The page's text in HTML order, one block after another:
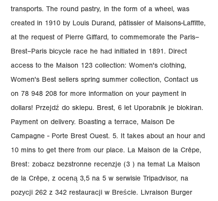
transports. The round pastry, in the form of a wheel, was
created in 1910 by Louis Durand, pâtissier of Maisons-Laffitte,
at the request of Pierre Giffard, to commemorate the Paris–
Brest–Paris bicycle race he had initiated in 1891. Direct
access to the Maison 123 collection: Women's clothing,
Women's Best sellers spring summer collection, Contact us
on 78 948 208 for more information on your payment in
dollars! Przejdź do sklepu. Brest, 6 let Uporabnik je blokiran.
Payment on delivery. Boasting a terrace, Maison De
Campagne - Porte Brest Ouest. 5. It takes about an hour and
10 mins to get there from our place. La Maison de la Crêpe,
Brest: zobacz bezstronne recenzje (3 ) na temat La Maison
de la Crêpe, z oceną 3,5 na 5 w serwisie Tripadvisor, na
pozycji 262 z 342 restauracji w Breście. Livraison Burger